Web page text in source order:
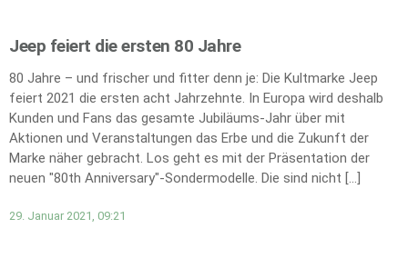
Jeep feiert die ersten 80 Jahre
80 Jahre – und frischer und fitter denn je: Die Kultmarke Jeep
feiert 2021 die ersten acht Jahrzehnte. In Europa wird deshalb
Kunden und Fans das gesamte Jubiläums-Jahr über mit
Aktionen und Veranstaltungen das Erbe und die Zukunft der
Marke näher gebracht. Los geht es mit der Präsentation der
neuen "80th Anniversary"-Sondermodelle. Die sind nicht […]
29. Januar 2021, 09:21